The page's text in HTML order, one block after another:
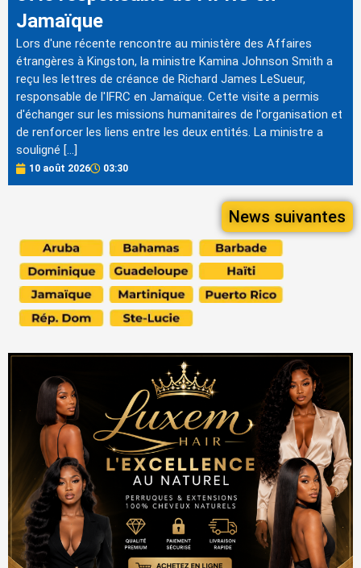
Jamaïque
Lors d'une récente rencontre au ministère des Affaires
étrangères à Kingston, la ministre Kamina Johnson Smith a
reçu les lettres de créance de Richard James LeSueur,
responsable de l'IFRC en Jamaïque. Cette visite a permis
d'échanger sur les missions humanitaires de l'organisation et
de renforcer les liens entre les deux entités. La ministre a
souligné […]
10 août 2026 03:30
News suivantes